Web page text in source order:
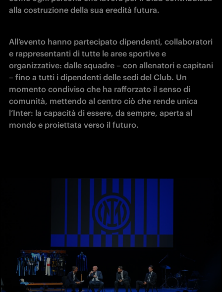
alla costruzione della sua eredità futura.
All’evento hanno partecipato dipendenti, collaboratori
e rappresentanti di tutte le aree sportive e
organizzative: dalle squadre – con allenatori e capitani
– fino a tutti i dipendenti delle sedi del Club. Un
momento condiviso che ha rafforzato il senso di
comunità, mettendo al centro ciò che rende unica
l’Inter: la capacità di essere, da sempre, aperta al
mondo e proiettata verso il futuro.